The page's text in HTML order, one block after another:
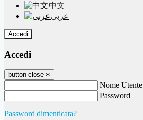
中文
عربى
Accedi
Accedi
button close ×
Nome Utente
Password
Password dimenticata?